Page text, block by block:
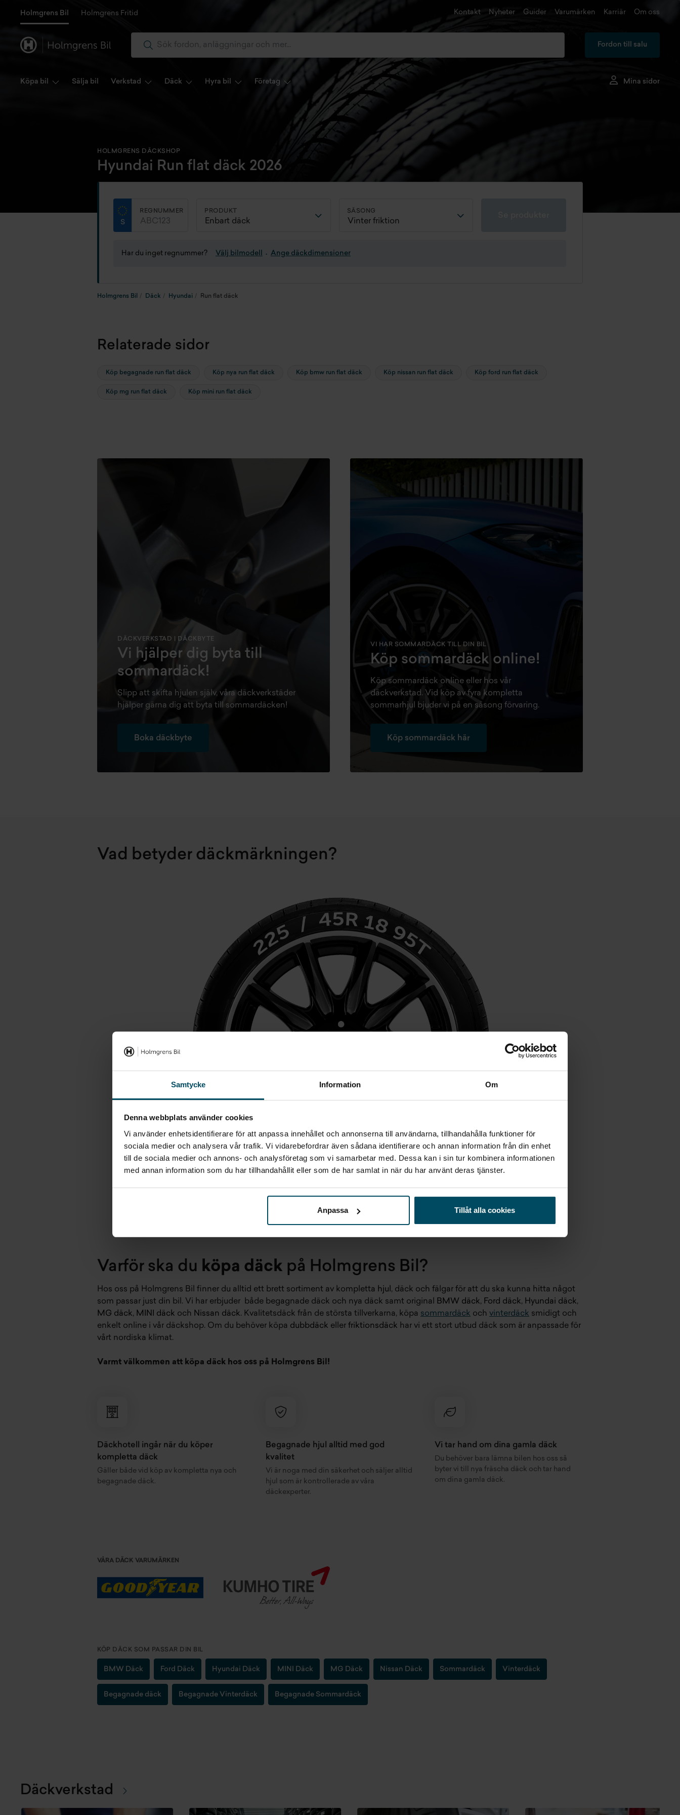
Samtycke Information Om
Denna webbplats använder cookies
Vi använder enhetsidentifierare för att anpassa innehållet och annonserna till användarna, tillhandahålla funktioner för
sociala medier och analysera vår trafik. Vi vidarebefordrar även sådana identifierare och annan information från din enhet
till de sociala medier och annons- och analysföretag som vi samarbetar med. Dessa kan i sin tur kombinera informationen
med annan information som du har tillhandahållit eller som de har samlat in när du har använt deras tjänster.
Anpassa Tillåt alla cookies
Holmgrens Bil Holmgrens Fritid Kontakt Nyheter Guider Varumärken Karriär Om oss
Fordon till salu
Köpa bil Sälja bil Verkstad Däck Hyra bil Företag Mina sidor
HOLMGRENS DÄCKSHOP
Hyundai Run flat däck 2026
REGNUMMER PRODUKT SÄSONG
Har du inget regnummer? Välj bilmodell Ange däckdimensioner
Holmgrens Bil Däck Hyundai Run flat däck
Relaterade sidor
Köp begagnade run flat däck Köp nya run flat däck Köp bmw run flat däck Köp nissan run flat däck Köp ford run flat däck
Köp mg run flat däck Köp mini run flat däck
DÄCKVERKSTAD | DÄCKBYTE
Vi hjälper dig byta till
sommardäck!
Slipp att skifta hjulen själv, våra däckverkstäder
hjälper gärna dig att byta till sommardäcken!
Boka däckbyte
VI HAR SOMMARDÄCK TILL DIN BIL
Köp sommardäck online!
Köp sommardäck online eller hos vår
däckverkstad. Vid köp av fyra kompletta
sommarhjul bjuder vi på en säsong förvaring.
Köp sommardäck här
Vad betyder däckmärkningen?
Varför ska du köpa däck på Holmgrens Bil?
Hos oss på Holmgrens Bil finner du alltid ett brett sortiment av kompletta hjul , däck och fälgar för att du ska kunna hitta något
som passar just din bil. Vi har erbjuder både begagnade däck och nya däck samt original
BMW däck, Ford däck, Hyundai däck,
MG däck, MINI däck och Nissan däck. Kvalitetsdäck från de största tillverkarna, köpa sommardäck och vinterdäck smidigt och
enkelt online i vår däckshop. Om du behöver köpa dubbdäck eller friktionsdäck har vi ett stort utbud däck som är anpassade för
vårt nordiska klimat.
Varmt välkommen att köpa däck hos oss på Holmgrens Bil!
Däckhotell ingår när du köper
kompletta däck
Gäller både vid köp av kompletta nya och
begagnade däck.
Begagnade hjul alltid med god
kvalitet
Vi är noga med din säkerhet och säljer alltid
hjul som är kontrollerade av våra
däckexperter.
Vi tar hand om dina gamla däck
Du behöver bara lämna bilen hos oss så
byter vi till nya fräscha däck och tar hand
om dina gamla däck.
VÅRA DÄCK VARUMÄRKEN
KÖP DÄCK SOM PASSAR DIN BIL
BMW Däck Ford Däck Hyundai Däck MINI Däck MG Däck Nissan Däck Sommardäck Vinterdäck
Begagnade däck Begagnade Vinterdäck Begagnade Sommardäck
Däckverkstad